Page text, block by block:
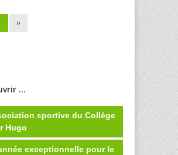
»
...
sportive du Collège
Hugo
exceptionnelle pour le